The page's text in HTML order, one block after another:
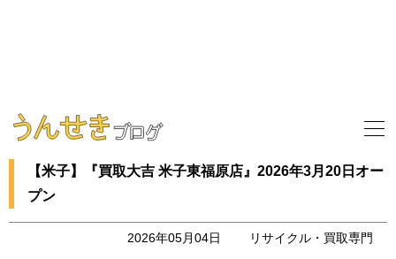
【米子】『買取大吉 米子東福原店』2026年3月20日オー
プン
2026年05月04日 リサイクル・買取専門